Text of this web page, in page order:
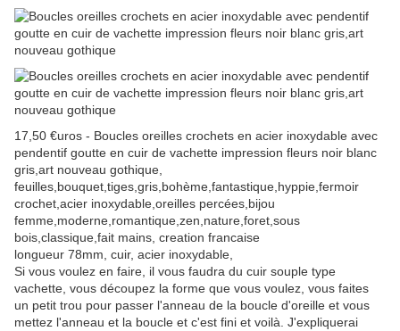
17,50 €uros - Boucles oreilles crochets en acier inoxydable avec
pendentif goutte en cuir de vachette impression fleurs noir blanc
gris,art nouveau gothique,
feuilles,bouquet,tiges,gris,bohème,fantastique,hyppie,fermoir
crochet,acier inoxydable,oreilles percées,bijou
femme,moderne,romantique,zen,nature,foret,sous
bois,classique,fait mains, creation francaise
longueur 78mm, cuir, acier inoxydable,
Si vous voulez en faire, il vous faudra du cuir souple type
vachette, vous découpez la forme que vous voulez, vous faites
un petit trou pour passer l'anneau de la boucle d'oreille et vous
mettez l'anneau et la boucle et c'est fini et voilà. J'expliquerai